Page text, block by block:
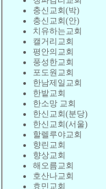
충신교회(박)
충신교회(안)
치유하는교회
캘거리교회
평안의교회
풍성한교회
포도원교회
한남제일교회
한밭교회
한소망 교회
한신교회(분당)
한신교회(서울)
할렐루야교회
향린교회
향상교회
해오름교회
호산나교회
효민교회